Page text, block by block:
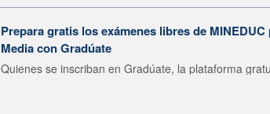
Prepara gratis los exámenes libres de
Media con Gradúate
Quienes se inscriban en Gradúate, la plataforma